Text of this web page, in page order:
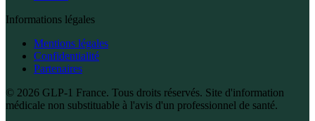
Informations légales
Mentions légales
Confidentialité
Partenaires
© 2026 GLP-1 France. Tous droits réservés. Site d'information
médicale non substituable à l'avis d'un professionnel de santé.